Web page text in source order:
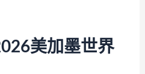
美加墨世界